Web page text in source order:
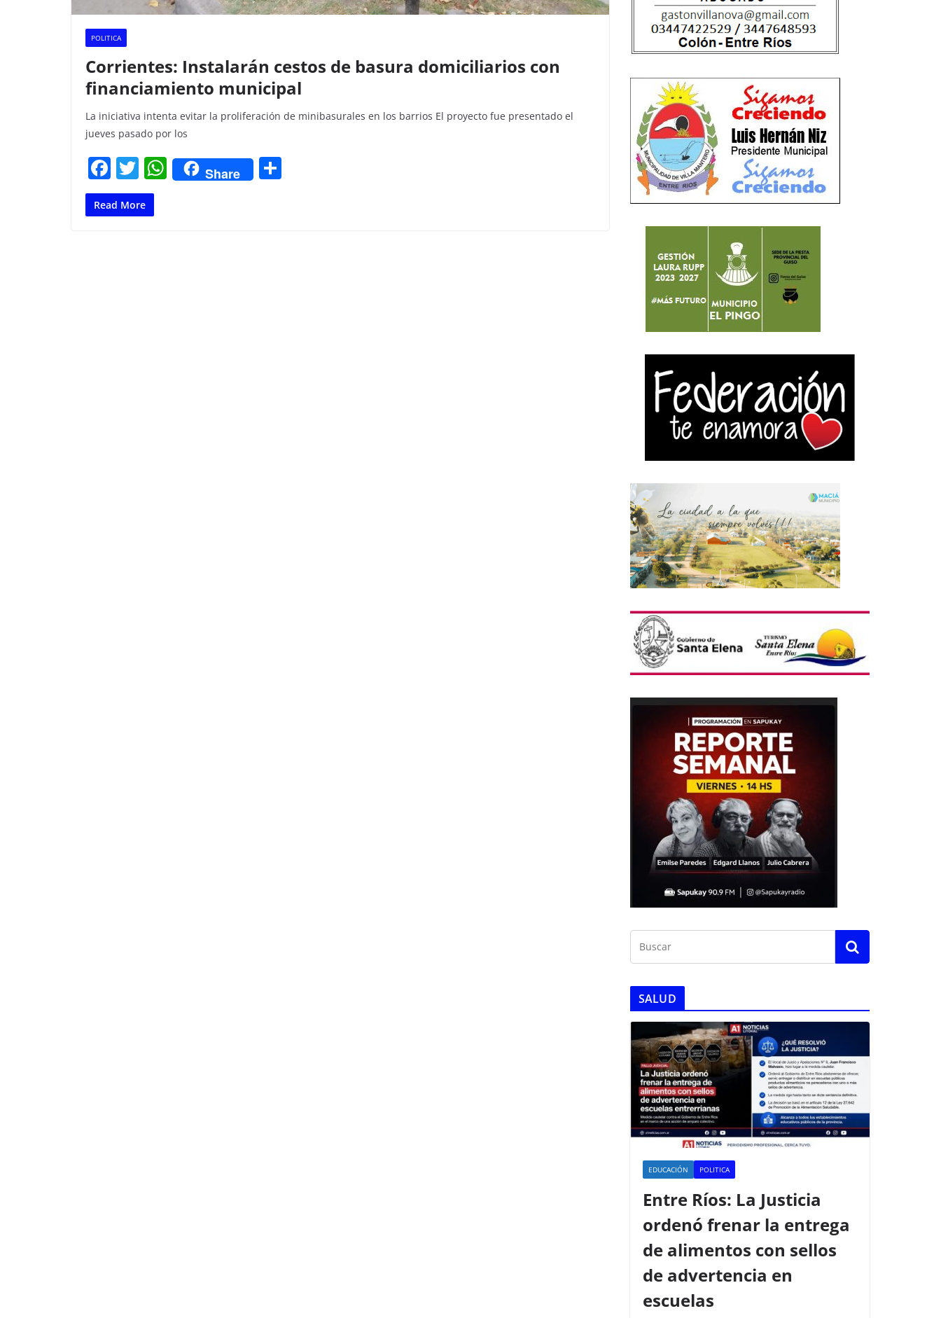
POLITICA
Corrientes: Instalarán cestos de basura domiciliarios con
financiamiento municipal
La iniciativa intenta evitar la proliferación de minibasurales en los barrios El proyecto fue presentado el
jueves pasado por los
F
a
c
T
w
itt
W
h
Share
Read More
SALUD
EDUCACIÓN POLITICA
Entre Ríos: La Justicia
ordenó frenar la entrega
de alimentos con sellos
de advertencia en
escuelas